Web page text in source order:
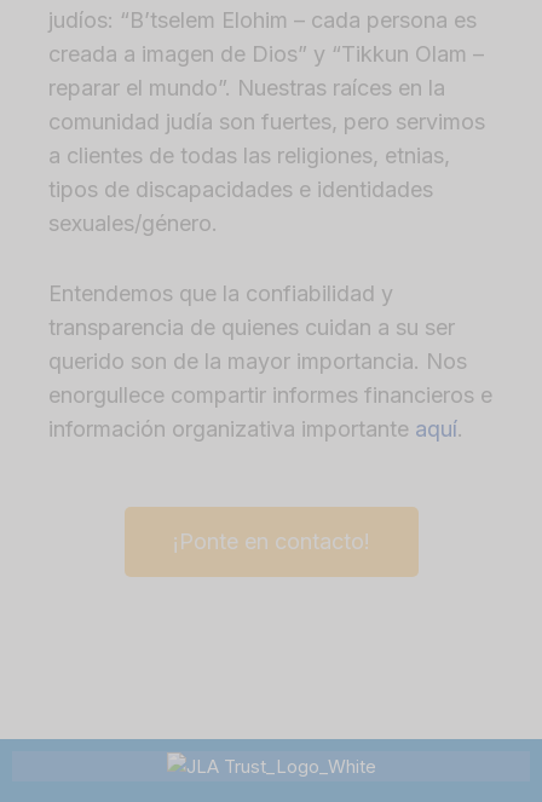
judíos: “B’tselem Elohim – cada persona es
creada a imagen de Dios” y “Tikkun Olam –
reparar el mundo”. Nuestras raíces en la
comunidad judía son fuertes, pero servimos
a clientes de todas las religiones, etnias,
tipos de discapacidades e identidades
sexuales/género.
Entendemos que la confiabilidad y
transparencia de quienes cuidan a su ser
querido son de la mayor importancia. Nos
enorgullece compartir informes financieros e
información organizativa importante aquí.
¡Ponte en contacto!